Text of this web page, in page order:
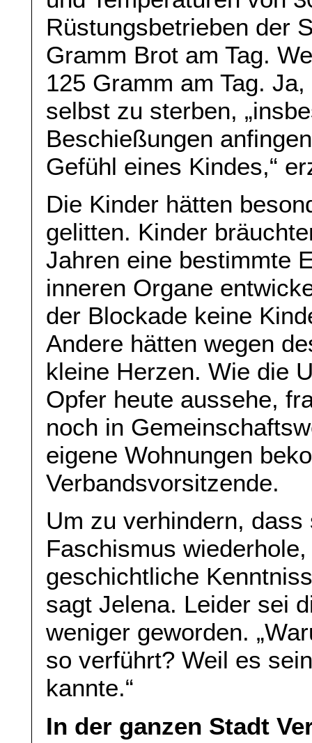
Rüstungsbetrieben der
Gramm Brot am Tag.
125 Gramm am Tag.
selbst zu sterben,
Beschießungen
Gefühl eines Kindes,“
Die Kinder hätten
gelitten. Kinder
Jahren eine bestimmte
inneren Organe
der Blockade keine
Andere hätten wegen
kleine Herzen. Wie die
Opfer heute aussehe,
noch in
eigene Wohnungen
Verbandsvorsitzende.
Um zu verhindern,
Faschismus
geschichtliche
sagt Jelena. Leider sei
weniger geworden.
so verführt? Weil es
kannte.“
In der ganzen Stadt